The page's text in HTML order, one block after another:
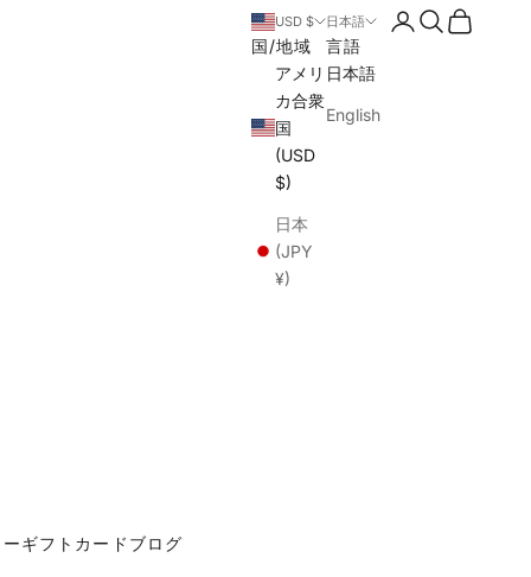
ギフトカード ブログ
USD $
国/地域
アメリ
カ合衆
国
(USD
$)
日本
(JPY
¥)
日本語
言語
日本語
English
ログイン
検索カート